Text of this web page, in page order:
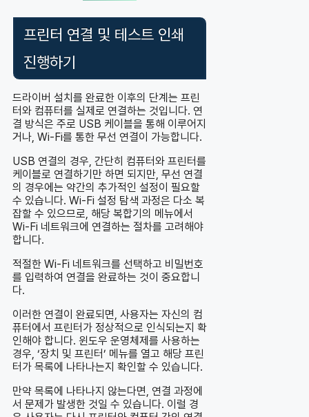
프린터 연결 및 테스트 인쇄
진행하기
드라이버 설치를 완료한 이후의 단계는 프린
터와 컴퓨터를 실제로 연결하는 것입니다. 연
결 방식은 주로 USB 케이블을 통해 이루어지
거나, Wi-Fi를 통한 무선 연결이 가능합니다.
USB 연결의 경우, 간단히 컴퓨터와 프린터를
케이블로 연결하기만 하면 되지만, 무선 연결
의 경우에는 약간의 추가적인 설정이 필요할
수 있습니다. Wi-Fi 설정 탐색 과정은 다소 복
잡할 수 있으므로, 해당 복합기의 메뉴에서
Wi-Fi 네트워크에 연결하는 절차를 고려해야
합니다.
적절한 Wi-Fi 네트워크를 선택하고 비밀번호
를 입력하여 연결을 완료하는 것이 중요합니
다.
이러한 연결이 완료되면, 사용자는 자신의 컴
퓨터에서 프린터가 정상적으로 인식되는지 확
인해야 합니다. 윈도우 운영체제를 사용하는
경우, ‘장치 및 프린터’ 메뉴를 열고 해당 프린
터가 목록에 나타나는지 확인할 수 있습니다.
만약 목록에 나타나지 않는다면, 연결 과정에
서 문제가 발생한 것일 수 있습니다. 이럴 경